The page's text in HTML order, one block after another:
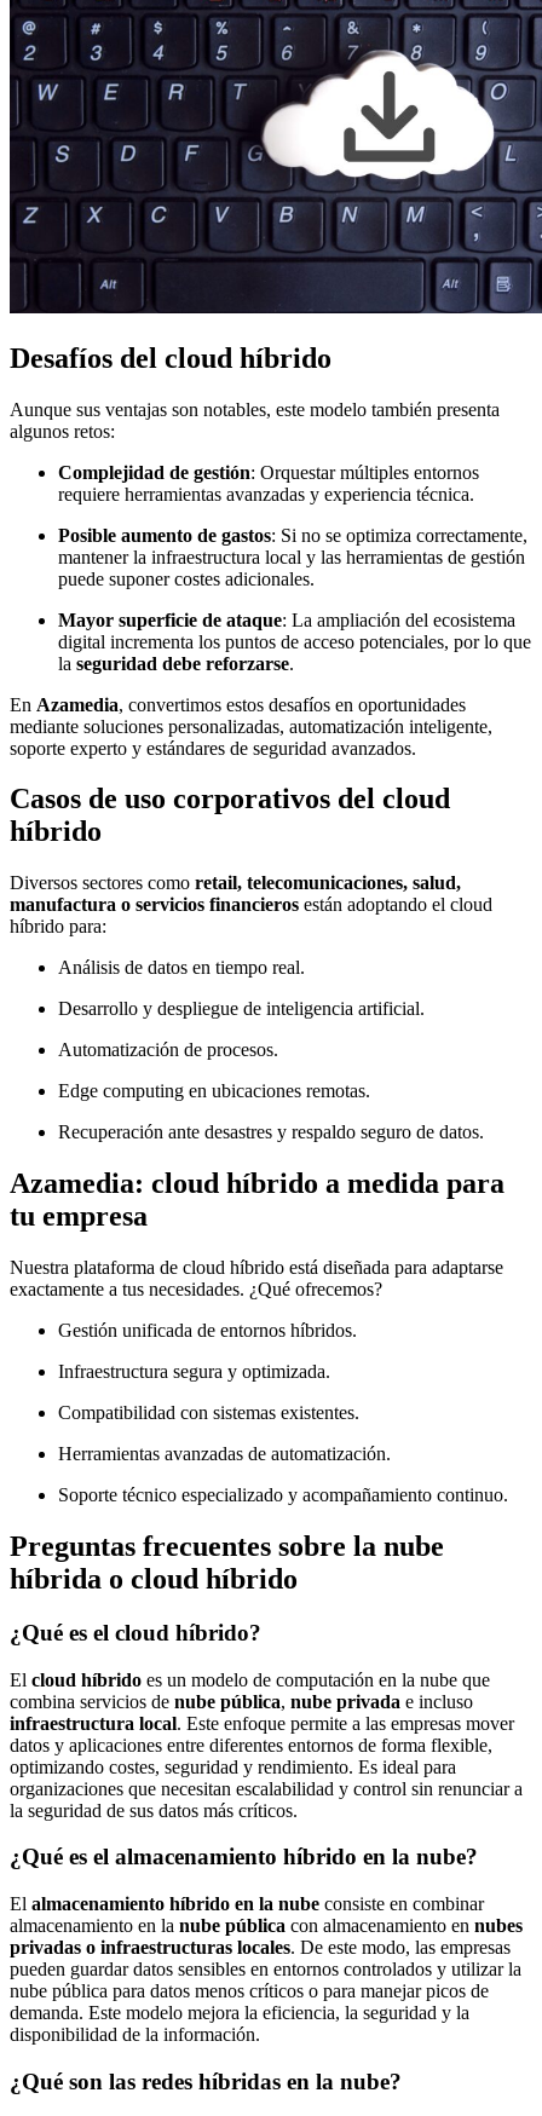
Desafíos del cloud híbrido
Aunque sus ventajas son notables, este modelo también presenta
algunos retos:
Complejidad de gestión: Orquestar múltiples entornos
requiere herramientas avanzadas y experiencia técnica.
Posible aumento de gastos: Si no se optimiza correctamente,
mantener la infraestructura local y las herramientas de gestión
puede suponer costes adicionales.
Mayor superficie de ataque: La ampliación del ecosistema
digital incrementa los puntos de acceso potenciales, por lo que
la seguridad debe reforzarse.
En Azamedia, convertimos estos desafíos en oportunidades
mediante soluciones personalizadas, automatización inteligente,
soporte experto y estándares de seguridad avanzados.
Casos de uso corporativos del cloud
híbrido
Diversos sectores como retail, telecomunicaciones, salud,
manufactura o servicios financieros están adoptando el cloud
híbrido para:
Análisis de datos en tiempo real.
Desarrollo y despliegue de inteligencia artificial.
Automatización de procesos.
Edge computing en ubicaciones remotas.
Recuperación ante desastres y respaldo seguro de datos.
Azamedia: cloud híbrido a medida para
tu empresa
Nuestra plataforma de cloud híbrido está diseñada para adaptarse
exactamente a tus necesidades. ¿Qué ofrecemos?
Gestión unificada de entornos híbridos.
Infraestructura segura y optimizada.
Compatibilidad con sistemas existentes.
Herramientas avanzadas de automatización.
Soporte técnico especializado y acompañamiento continuo.
Preguntas frecuentes sobre la nube
híbrida o cloud híbrido
¿Qué es el cloud híbrido?
El cloud híbrido es un modelo de computación en la nube que
combina servicios de nube pública, nube privada e incluso
infraestructura local. Este enfoque permite a las empresas mover
datos y aplicaciones entre diferentes entornos de forma flexible,
optimizando costes, seguridad y rendimiento. Es ideal para
organizaciones que necesitan escalabilidad y control sin renunciar a
la seguridad de sus datos más críticos.
¿Qué es el almacenamiento híbrido en la nube?
El almacenamiento híbrido en la nube consiste en combinar
almacenamiento en la nube pública con almacenamiento en nubes
privadas o infraestructuras locales. De este modo, las empresas
pueden guardar datos sensibles en entornos controlados y utilizar la
nube pública para datos menos críticos o para manejar picos de
demanda. Este modelo mejora la eficiencia, la seguridad y la
disponibilidad de la información.
¿Qué son las redes híbridas en la nube?